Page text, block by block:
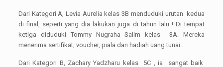
Dari Kategori A, Levia Aurelia kelas 3B menduduki urutan kedua
di final, seperti yang dia lakukan juga di tahun lalu ! Di tempat
ketiga diduduki Tommy Nugraha Salim kelas 3A. Mereka
menerima sertifikat, voucher, piala dan hadiah uang tunai .
Dari Kategori B, Zachary Yadzharu kelas 5C , ia sangat baik